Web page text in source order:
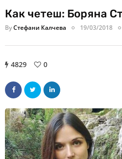
Как четеш: Боряна
ByСтефани Калчева 19/03/2018
4829 0